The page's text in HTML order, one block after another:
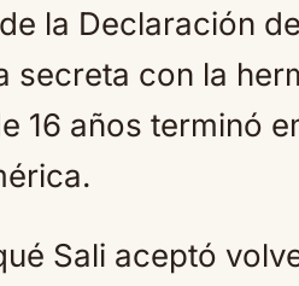
la Declaración
secreta con la
16 años terminó
Sali aceptó